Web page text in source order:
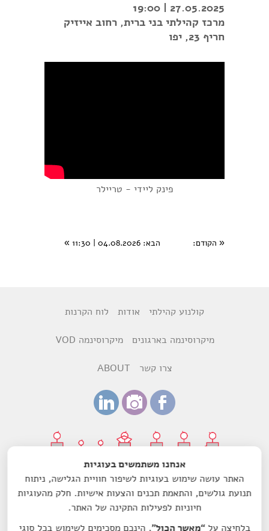
27.05.2025 | 19:00
מרכז קהילתי בני ברית, רחוב אייזיק
חריף 23, יפו
פינק ליידי - טריילר
« הקודם: הבא: 04.08.2026 | 11:30
»
קולנוע קהילתי אודות לוח הקרנות
מיקרוסינמה בארגונים מיקרוסינמה VOD
צרו קשר ABOUT
עיצוב: רותם ביקסנשפנר ודנה הדר
עמותת מיקרוסינמה-סרט לשם שינוי הנה עמותה רשומה מס'
אנחנו משתמשים בעוגיות
האתר עושה שימוש בעוגיות לשיפור חוויית הגלישה, ניתוח
תנועת גולשים, והתאמת תכנים והצעות אישיות. חלק מהעוגיות
חיוניות לפעילות התקינה של האתר.
בלחיצה על“מאשר הכול”, הינכם מסכימים לשימוש בכל סוגי